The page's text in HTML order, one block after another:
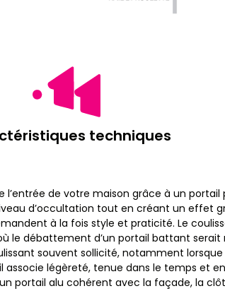
techniques
de votre maison grâce à un
d’occultation tout en créant un effet
à la fois style et praticité. Le
le débattement d’un portail battant serait
souvent sollicité, notamment
légèreté, tenue dans le temps et
portail alu cohérent avec la façade, la